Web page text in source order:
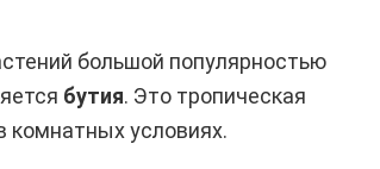
большой популярностью
бутия. Это тропическая
условиях.